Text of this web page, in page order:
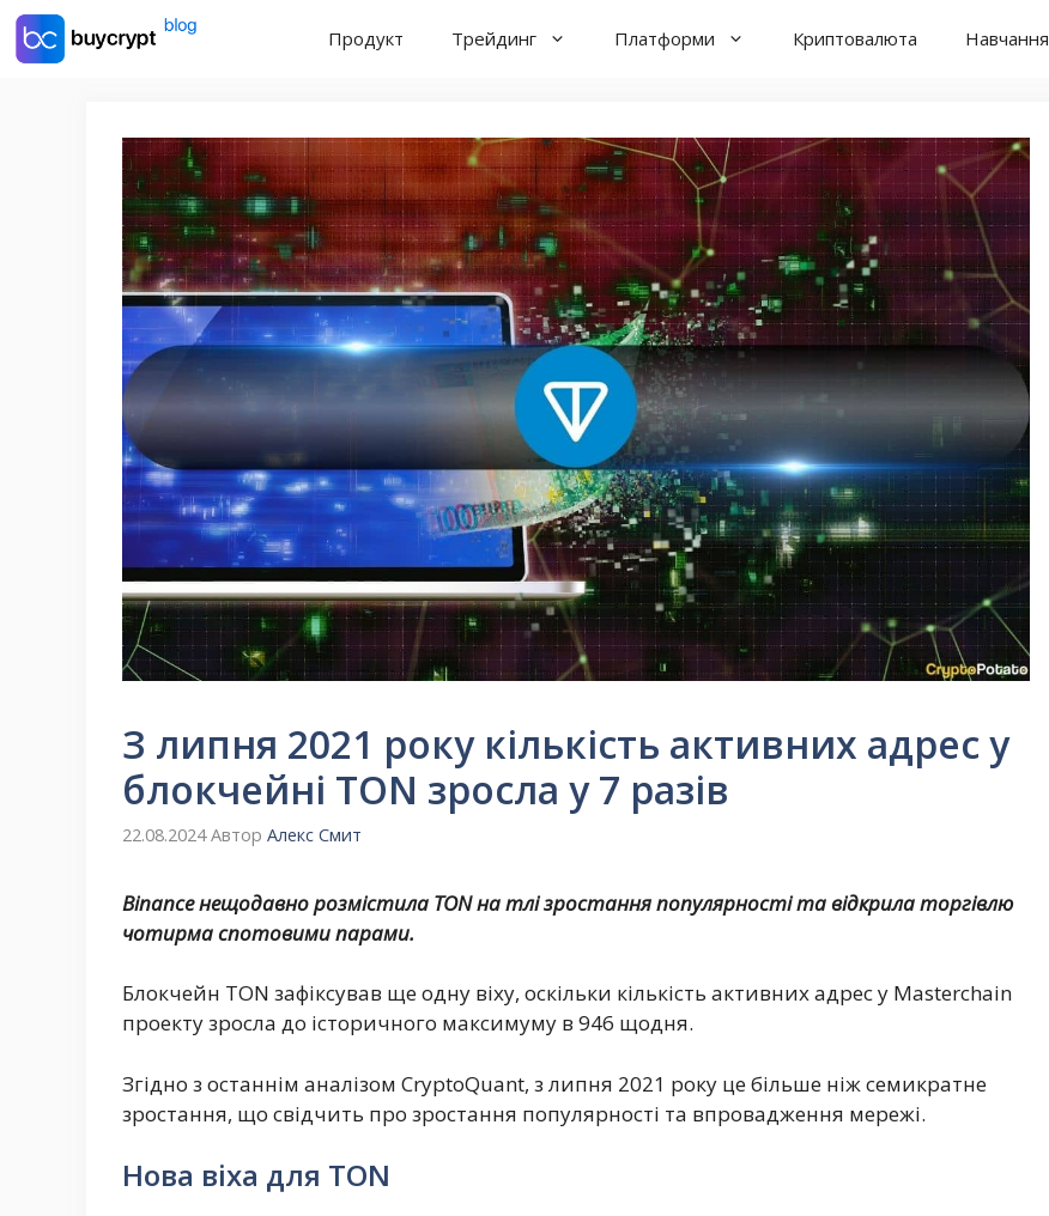
Перейти
до
Продукт Трейдинг Платформи Криптовалюта Навчання
З липня 2021 року кількість активних адрес у
блокчейні TON зросла у 7 разів
22.08.2024 Автор Алекс Смит
Binance нещодавно розмістила TON на тлі зростання популярності та відкрила торгівлю
чотирма спотовими парами.
Блокчейн TON зафіксував ще одну віху, оскільки кількість активних адрес у Masterchain
проекту зросла до історичного максимуму в 946 щодня.
Згідно з останнім аналізом CryptoQuant, з липня 2021 року це більше ніж семикратне
зростання, що свідчить про зростання популярності та впровадження мережі.
Нова віха для TON